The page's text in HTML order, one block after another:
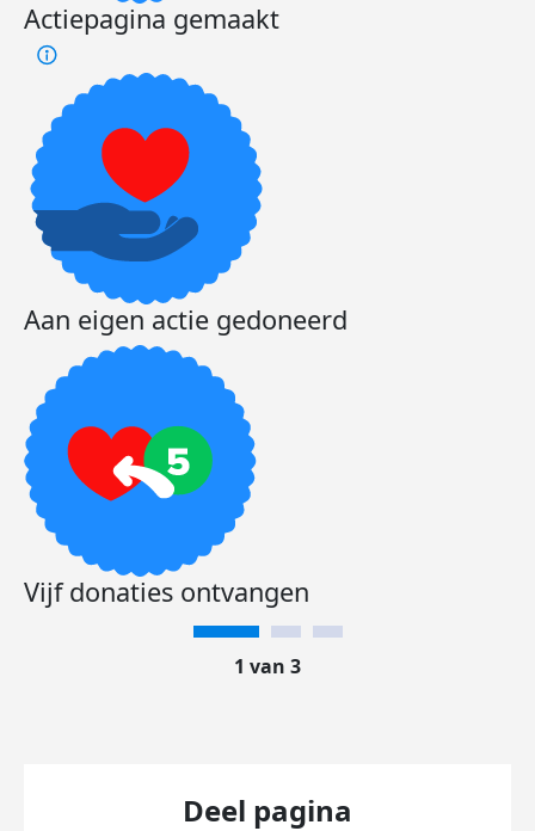
Actiepagina gemaakt
Aan eigen actie gedoneerd
Vijf donaties ontvangen
1 van 3
Deel pagina